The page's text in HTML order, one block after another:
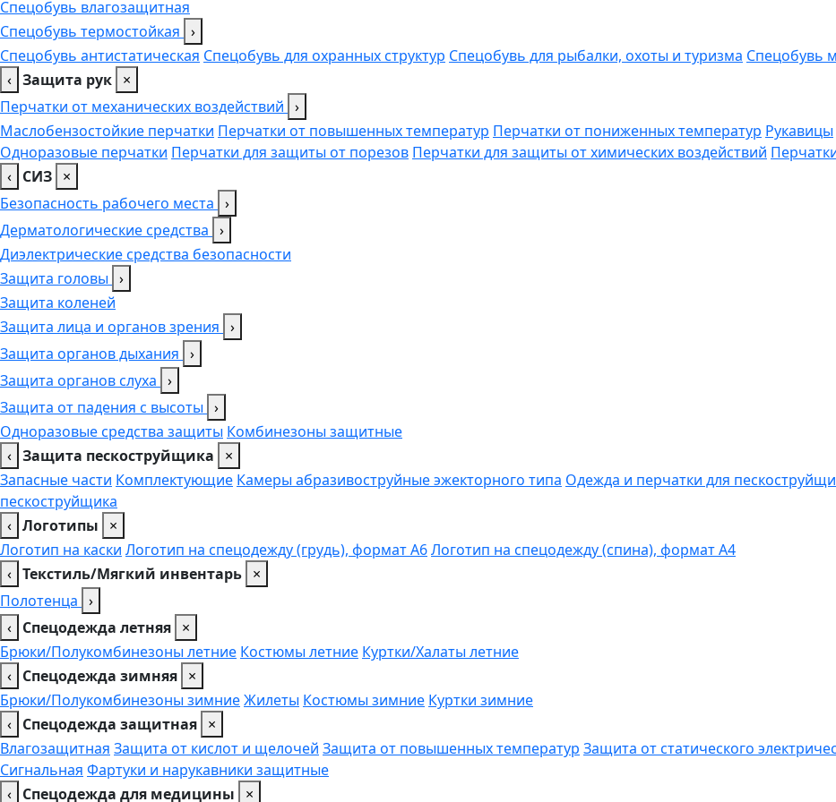
Спецобувь влагозащитная
Спецобувь термостойкая ›
Спецобувь антистатическая Спецобувь для охранных структур Спецобувь для рыбалки, охоты и туризма Спецобувь
‹ Защита рук ×
Перчатки от механических воздействий ›
Маслобензостойкие перчатки Перчатки от повышенных температур Перчатки от пониженных температур Рукавицы
Одноразовые перчатки Перчатки для защиты от порезов Перчатки для защиты от химических воздействий
‹ СИЗ ×
Безопасность рабочего места ›
Дерматологические средства ›
Диэлектрические средства безопасности
Защита головы ›
Защита коленей
Защита лица и органов зрения ›
Защита органов дыхания ›
Защита органов слуха ›
Защита от падения с высоты ›
Одноразовые средства защиты Комбинезоны защитные
‹ Защита пескоструйщика
×
Запасные части Комплектующие Камеры абразивоструйные эжекторного типа Одежда и перчатки для
пескоструйщика
‹ Логотипы
×
Логотип на каски Логотип на спецодежду (грудь), формат А6Логотип на спецодежду (спина), формат А4
‹ Текстиль/Мягкий инвентарь ×
Полотенца ›
‹ Спецодежда летняя ×
Брюки/Полукомбинезоны летние Костюмы летние Куртки/Халаты летние
‹ Спецодежда зимняя ×
Брюки/Полукомбинезоны зимниеЖилеты Костюмы зимние Куртки зимние
‹ Спецодежда защитная ×
Влагозащитная Защита от кислот и щелочей Защита от повышенных температур Защита от статического
Сигнальная Фартуки и нарукавники защитные
‹ Спецодежда для медицины ×